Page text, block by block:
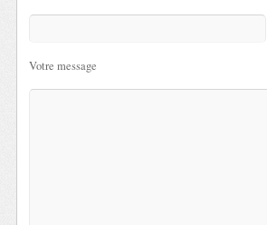
Votre message